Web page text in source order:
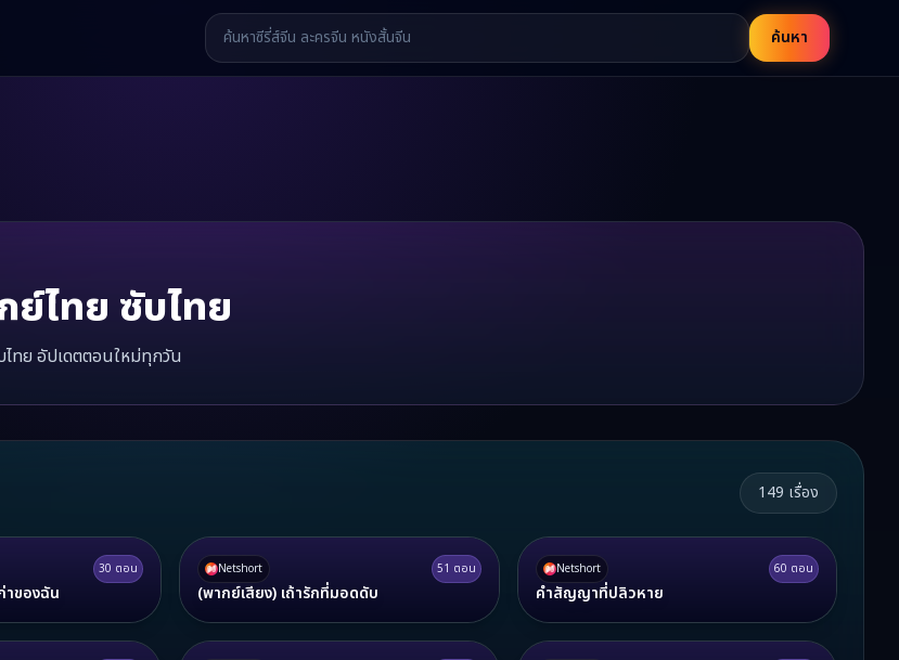
ค้นหา
ย์ไทย ซับไทย
ทย อัปเดตตอนใหม่ทุกวัน
149 เรื่อง
30 ตอน
าของฉัน
Netshort 51 ตอน
(พากย์เสียง) เถ้ารักที่มอดดับ
Netshort 60 ตอน
คำสัญญาที่ปลิวหาย